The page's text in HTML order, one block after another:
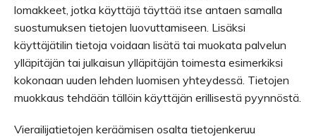
lomakkeet, jotka käyttäjä täyttää itse antaen samalla
suostumuksen tietojen luovuttamiseen. Lisäksi
käyttäjätilin tietoja voidaan lisätä tai muokata palvelun
ylläpitäjän tai julkaisun ylläpitäjän toimesta esimerkiksi
kokonaan uuden lehden luomisen yhteydessä. Tietojen
muokkaus tehdään tällöin käyttäjän erillisestä pyynnöstä.
Vierailijatietojen keräämisen osalta tietojenkeruu